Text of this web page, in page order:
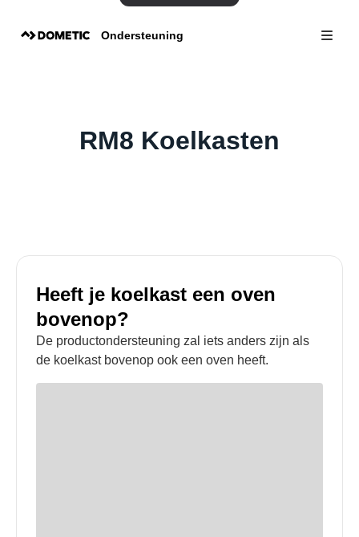
Ondersteuning
RM8 Koelkasten
Heeft je koelkast een oven
bovenop?
De productondersteuning zal iets anders zijn als
de koelkast bovenop ook een oven heeft.